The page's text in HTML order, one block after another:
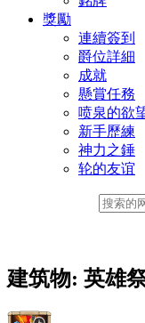
獎勵
連續簽到
爵位詳細
成就
懸賞任務
喷泉的欲
新手歷練
神力之錘
轮的友谊
建筑物: 英雄